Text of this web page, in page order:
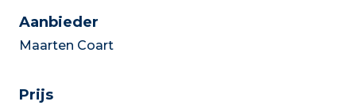
Aanbieder
Maarten Coart
Prijs